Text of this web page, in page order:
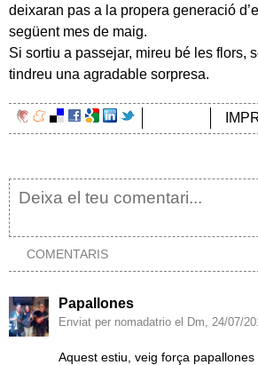
deixaran pas a la propera generació
següent mes de maig.
Si sortiu a passejar, mireu bé les flors,
tindreu una agradable sorpresa.
COMENTARIS
Papallones
Enviat per nomadatrio el Dm, 24/07/
Aquest estiu, veig força papallones